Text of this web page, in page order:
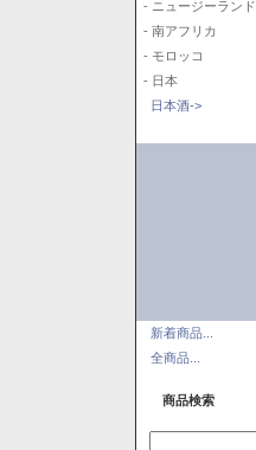
- ニュージーランド
- 南アフリカ
- モロッコ
- 日本
日本酒->
新着商品...
全商品...
商品検索